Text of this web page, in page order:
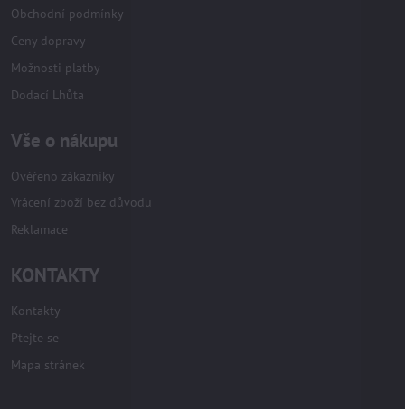
Obchodní podmínky
Ceny dopravy
Možnosti platby
Dodací Lhůta
Vše o nákupu
Ověřeno zákazníky
Vrácení zboží bez důvodu
Reklamace
KONTAKTY
Kontakty
Ptejte se
Mapa stránek